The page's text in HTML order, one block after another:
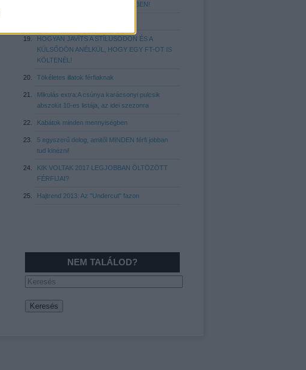
10 ALAPSZABÁLY A MOZITEREMBEN!
HOGYAN JAVÍTS A STÍLUSODON ÉS A
KÜLSŐDÖN ANÉLKÜL, HOGY EGY FT-OT IS
KÖLTENÉL!
Tökéletes illatok férfiaknak
Mikulás extra:A csúnya karácsonyi pulcsik
abszolút 10-es listája, az idei szezonra
Kabátok minden mennyiségben
5 egyszerű dolog, amitől MINDEN férfi jobban
tud kinézni!
KIK VOLTAK 2017 LEGJOBBAN ÖLTÖZÖTT
FÉRFIJAI?
Hajtrend 2013: Az "Undercut" fazon
NEM TALÁLOD?